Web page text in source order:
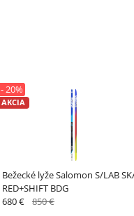
Bežecké lyže Salomon S/LAB
RED+SHIFT BDG
AKCIA
- 20%
680 € 850 €